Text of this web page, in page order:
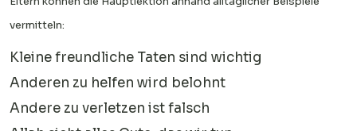
vermitteln:
Kleine freundliche Taten sind wichtig
Anderen zu helfen wird belohnt
Andere zu verletzen ist falsch